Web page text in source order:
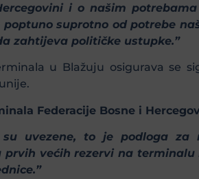
i o našim
suprotno od potrebe
zahtijeva političke ustupke.”
u Blažuju osigurava se
Federacije Bosne i
uvezene, to je podloga
većih rezervi na